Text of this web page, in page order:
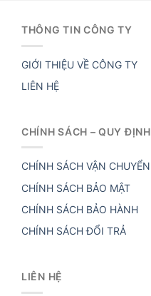
THÔNG TIN CÔNG TY
GIỚI THIỆU VỀ CÔNG TY
LIÊN HỆ
CHÍNH SÁCH – QUY ĐỊNH
CHÍNH SÁCH VẬN CHUYỂN
CHÍNH SÁCH BẢO MẬT
CHÍNH SÁCH BẢO HÀNH
CHÍNH SÁCH ĐỔI TRẢ
LIÊN HỆ